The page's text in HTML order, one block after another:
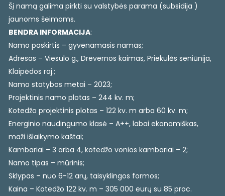
Šį namą galima pirkti su valstybės parama (subsidija )
jaunoms šeimoms.
BENDRA INFORMACIJA:
Namo paskirtis – gyvenamasis namas;
Adresas – Viesulo g., Drevernos kaimas, Priekulės seniūnija,
Klaipėdos raj.;
Namo statybos metai – 2023;
Projektinis namo plotas – 244 kv. m;
Kotedžo projektinis plotas – 122 kv. m arba 60 kv. m;
Energinio naudingumo klasė – A++, labai ekonomiškas,
maži išlaikymo kaštai;
Kambariai – 3 arba 4, kotedžo vonios kambariai – 2;
Namo tipas – mūrinis;
Sklypas – nuo 6-12 arų, taisyklingos formos;
Kaina – Kotedžo 122 kv. m – 305 000 eurų su 85 proc.